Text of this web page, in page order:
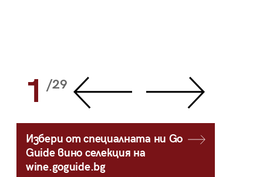
1 /29
Избери от специалната ни Go
Guide вино селекция на
wine.goguide.bg